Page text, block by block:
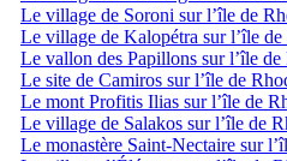
Le village de Soroni sur l’île de
Le village de Kalopétra sur l’île de
Le vallon des Papillons sur l’île de
Le site de Camiros sur l’île de
Le mont Profitis Ilias sur l’île de
Le village de Salakos sur l’île de
Le monastère Saint-Nectaire sur